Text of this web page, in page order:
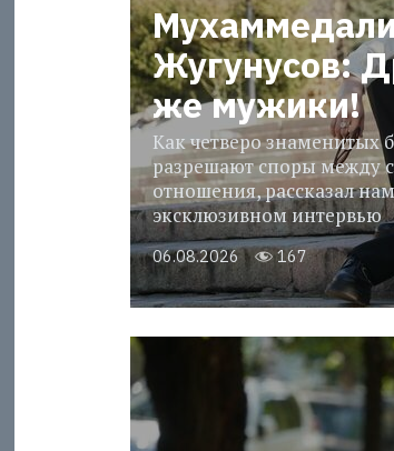
Жугунусов:
же мужики!
Как четверо знаменитых
разрешают споры между
отношения, рассказал
эксклюзивном интервью
06.08.2026 167